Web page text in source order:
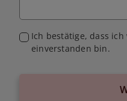
Ich bestätige, dass
einverstanden bin.